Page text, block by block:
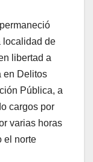
localidad de
libertad a
en Delitos
Pública, a
cargos por
varias horas
el norte